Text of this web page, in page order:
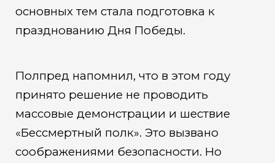
основных тем стала подготовка к
празднованию Дня Победы.
Полпред напомнил, что в этом году
принято решение не проводить
массовые демонстрации и шествие
«Бессмертный полк». Это вызвано
соображениями безопасности. Но